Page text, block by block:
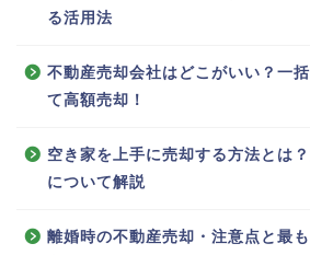
る活用法
不動産売却会社はどこがいい？一
て高額売却！
空き家を上手に売却する方法とは
について解説
離婚時の不動産売却・注意点と最